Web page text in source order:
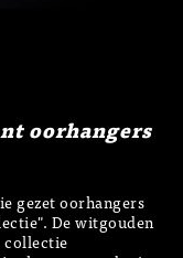
oorhangers
gezet oorhangers
De witgouden
collectie